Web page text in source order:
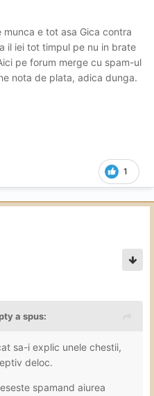
munca e tot asa Gica contra
il iei tot timpul pe nu in brate
pe forum merge cu spam-ul
nota de plata, adica dunga.
1
a spus:
sa-i explic unele chestii,
deloc.
spamand aiurea